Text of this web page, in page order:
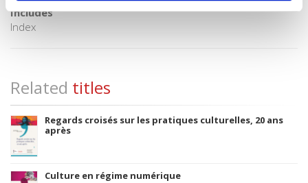
Includes
Index
Related titles
Regards croisés sur les pratiques culturelles, 20 ans
après
Culture en régime numérique